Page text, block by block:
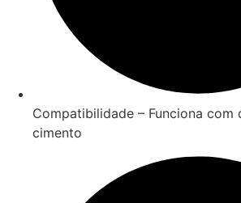
Compatibilidade – Funciona
cimento